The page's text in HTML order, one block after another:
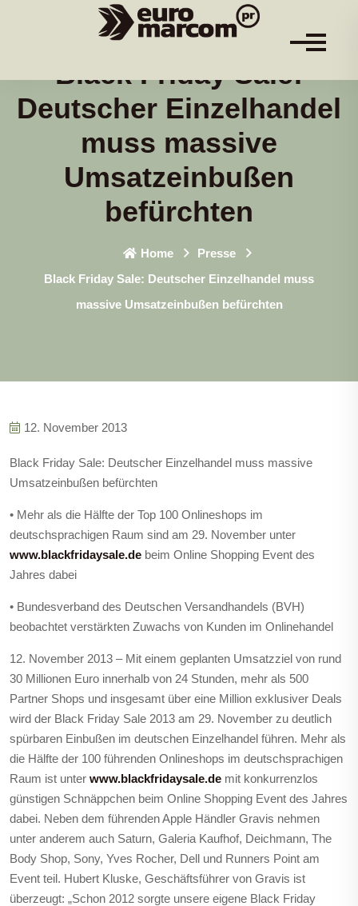
Black Friday Sale:
Deutscher Einzelhandel
muss massive
Umsatzeinbußen
befürchten
Home
Presse
Black Friday Sale: Deutscher Einzelhandel muss
massive Umsatzeinbußen befürchten
12. November 2013
Black Friday Sale: Deutscher Einzelhandel muss massive
Umsatzeinbußen befürchten
• Mehr als die Hälfte der Top 100 Onlineshops im
deutschsprachigen Raum sind am 29. November unter
www.blackfridaysale.de beim Online Shopping Event des
Jahres dabei
• Bundesverband des Deutschen Versandhandels (BVH)
beobachtet verstärkten Zuwachs von Kunden im Onlinehandel
12. November 2013 – Mit einem geplanten Umsatzziel von rund
30 Millionen Euro innerhalb von 24 Stunden, mehr als 500
Partner Shops und insgesamt über eine Million exklusiver Deals
wird der Black Friday Sale 2013 am 29. November zu deutlich
spürbaren Einbußen im deutschen Einzelhandel führen. Mehr als
die Hälfte der 100 führenden Onlineshops im deutschsprachigen
Raum ist unter www.blackfridaysale.de mit konkurrenzlos
günstigen Schnäppchen beim Online Shopping Event des Jahres
dabei. Neben dem führenden Apple Händler Gravis nehmen
unter anderem auch Saturn, Galeria Kaufhof, Deichmann, The
Body Shop, Sony, Yves Rocher, Dell und Runners Point am
Event teil. Hubert Kluske, Geschäftsführer von Gravis ist
überzeugt: „Schon 2012 sorgte unsere eigene Black Friday